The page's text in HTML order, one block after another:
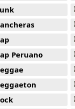
Peruano